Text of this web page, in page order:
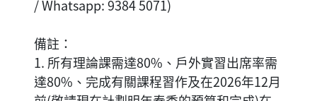
/ Whatsapp: 9384 5071)
備註：
1. 所有理論課需達80%、戶外實習出席率需
達80%、完成有關課程習作及在2026年12月